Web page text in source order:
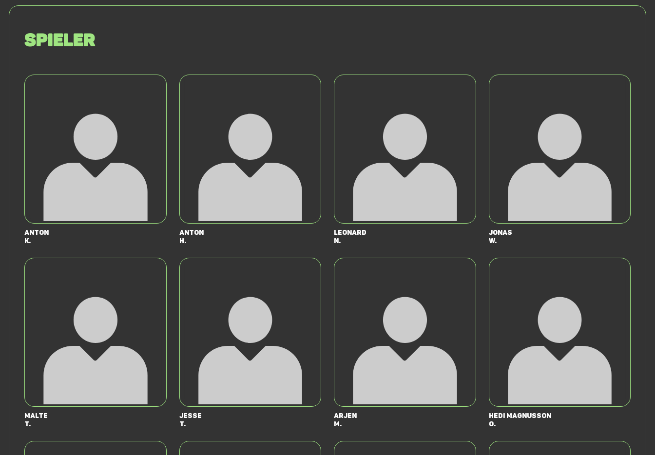
Spieler
Anton
K.
Anton
H.
Leonard
N.
Jonas
W.
Malte
t.
Jesse
t.
Arjen
M.
Hedi Magnusson
O.